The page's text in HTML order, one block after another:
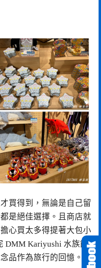
買得到，無論是自己留
是絕佳選擇。且商店就
心買太多得提著大包小
DMM Kariyushi 水族館
品作為旅行的回憶。